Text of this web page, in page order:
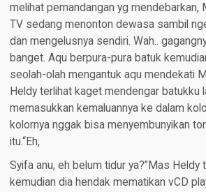
melihat pemandangan yg mendebarkan,
TV sedang menonton dewasa sambil
dan mengelusnya sendiri. Wah..
banget. Aqu berpura-pura batuk
seolah-olah mengantuk aqu mendekati
Heldy terlihat kaget mendengar batukku
memasukkan kemaluannya ke dalam
kolornya nggak bisa menyembunyikan
itu.“Eh,
Syifa anu, eh belum tidur ya?”Mas Heldy
kemudian dia hendak mematikan vCD